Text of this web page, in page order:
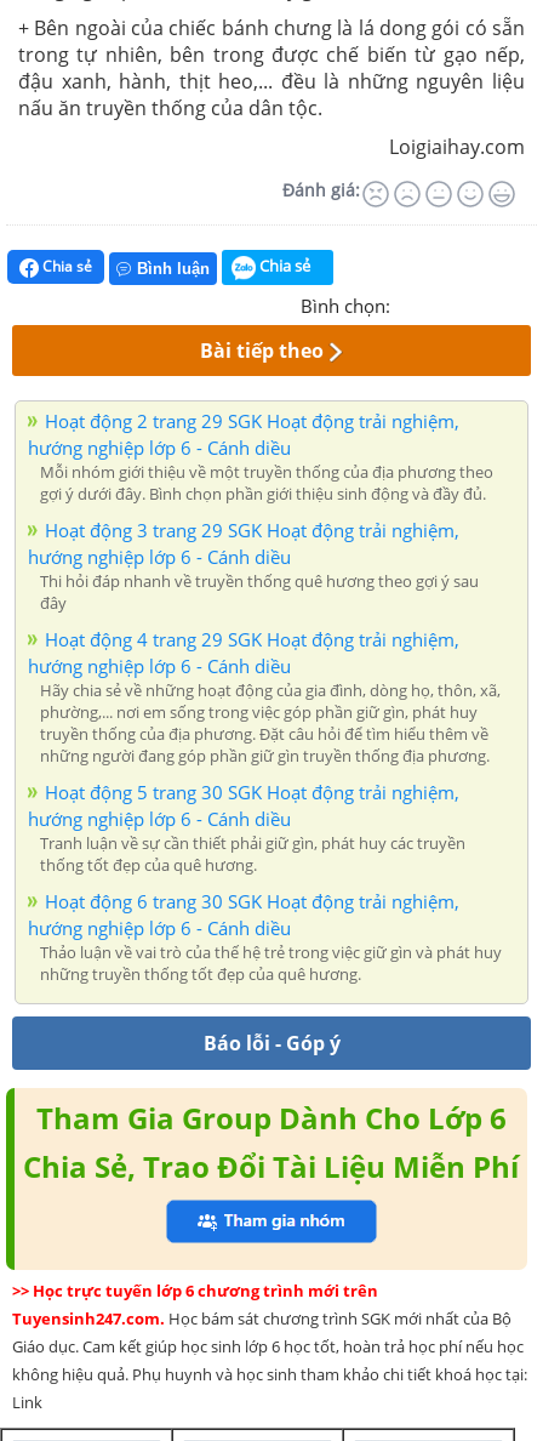
+ Bên ngoài của chiếc bánh chưng là lá dong gói có sẵn
trong tự nhiên, bên trong được chế biến từ gạo nếp,
đậu xanh, hành, thịt heo,... đều là những nguyên liệu
nấu ăn truyền thống của dân tộc.
Loigiaihay.com
Đánh giá:
Chia sẻ Bình luận Chia sẻ
Bình chọn:
Bài tiếp theo
Hoạt động 2 trang 29 SGK Hoạt động trải nghiệm,
hướng nghiệp lớp 6 - Cánh diều
Mỗi nhóm giới thiệu về một truyền thống của địa phương theo
gợi ý dưới đây. Bình chọn phần giới thiệu sinh động và đầy đủ.
Hoạt động 3 trang 29 SGK Hoạt động trải nghiệm,
hướng nghiệp lớp 6 - Cánh diều
Thi hỏi đáp nhanh về truyền thống quê hương theo gợi ý sau
đây
Hoạt động 4 trang 29 SGK Hoạt động trải nghiệm,
hướng nghiệp lớp 6 - Cánh diều
Hãy chia sẻ về những hoạt động của gia đình, dòng họ, thôn, xã,
phường,... nơi em sống trong việc góp phần giữ gìn, phát huy
truyền thống của địa phương. Đặt câu hỏi để tìm hiểu thêm về
những người đang góp phần giữ gìn truyền thống địa phương.
Hoạt động 5 trang 30 SGK Hoạt động trải nghiệm,
hướng nghiệp lớp 6 - Cánh diều
Tranh luận về sự cần thiết phải giữ gìn, phát huy các truyền
thống tốt đẹp của quê hương.
Hoạt động 6 trang 30 SGK Hoạt động trải nghiệm,
hướng nghiệp lớp 6 - Cánh diều
Thảo luận về vai trò của thế hệ trẻ trong việc giữ gìn và phát huy
những truyền thống tốt đẹp của quê hương.
Báo lỗi - Góp ý
Tham Gia Group Dành Cho Lớp 6
Chia Sẻ, Trao Đổi Tài Liệu Miễn Phí
>> Học trực tuyến lớp 6 chương trình mới trên
Tuyensinh247.com. Học bám sát chương trình SGK mới nhất của Bộ
Giáo dục. Cam kết giúp học sinh lớp 6 học tốt, hoàn trả học phí nếu học
không hiệu quả. Phụ huynh và học sinh tham khảo chi tiết khoá học tại:
Link